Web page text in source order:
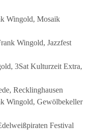
Wingold, Mosaik
Wingold, Jazzfest
3Sat Kulturzeit Extra,
Recklinghausen
Wingold, Gewölbekeller
Festival